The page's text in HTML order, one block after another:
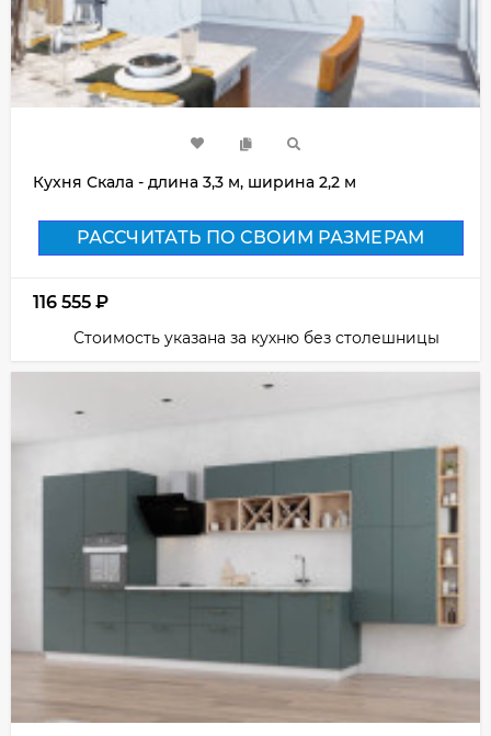
Кухня Скала - длина 3,3 м, ширина 2,2 м
РАССЧИТАТЬ ПО СВОИМ РАЗМЕРАМ
116 555 ₽
Стоимость указана за кухню без столешницы